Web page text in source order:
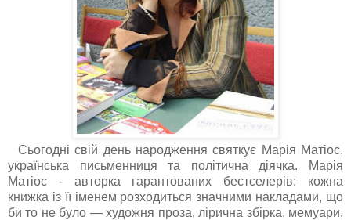
Сьогодні свій день народження святкує Марія Матіос,
українська письменниця та політична діячка. Марія
Матіос - авторка гарантованих бестселерів: кожна
книжка із її іменем розходиться значними накладами, що
би то не було — художня проза, лірична збірка, мемуари,